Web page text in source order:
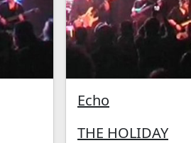
Echo
THE HOLIDAY